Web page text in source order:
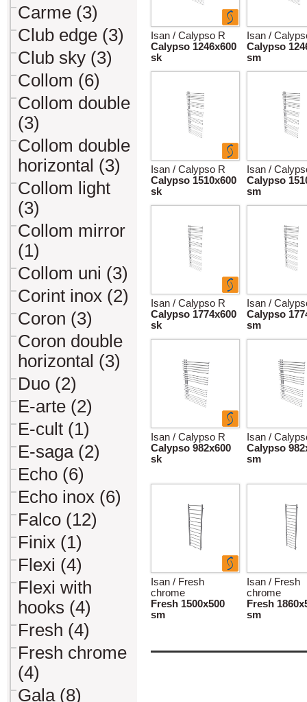
Carme (3)
Club edge (3)
Club sky (3)
Collom (6)
Collom double
(3)
Collom double
horizontal (3)
Collom light
(3)
Collom mirror
(1)
Collom uni (3)
Corint inox (2)
Coron (3)
Coron double
horizontal (3)
Duo (2)
E-arte (2)
E-cult (1)
E-saga (2)
Echo (6)
Echo inox (6)
Falco (12)
Finix (1)
Flexi (4)
Flexi with
hooks (4)
Fresh (4)
Fresh chrome
(4)
Gala (8)
Isan / Calypso R
Calypso 1246x600
sk
Isan /
Calypso
sm
Isan / Calypso R
Calypso 1510x600
sk
Isan /
Calypso
sm
Isan / Calypso R
Calypso 1774x600
sk
Isan /
Calypso
sm
Isan / Calypso R
Calypso 982x600
sk
Isan /
Calypso
sm
Isan / Fresh
chrome
Fresh 1500x500
sm
Isan / Fresh
chrome
Fresh
sm